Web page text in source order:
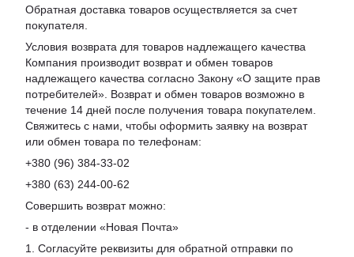
Обратная доставка товаров осуществляется за счет
покупателя.
Условия возврата для товаров надлежащего качества
Компания производит возврат и обмен товаров
надлежащего качества согласно Закону «О защите прав
потребителей». Возврат и обмен товаров возможно в
течение 14 дней после получения товара покупателем.
Свяжитесь с нами, чтобы оформить заявку на возврат
или обмен товара по телефонам:
+380 (96) 384-33-02
+380 (63) 244-00-62
Совершить возврат можно:
- в отделении «Новая Почта»
1. Согласуйте реквизиты для обратной отправки по